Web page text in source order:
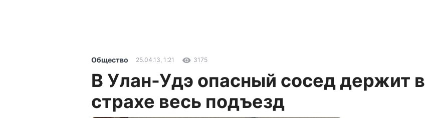
Общество 25.04.13, 1:21 3175
В Улан-Удэ опасный сосед держит в
страхе весь подъезд